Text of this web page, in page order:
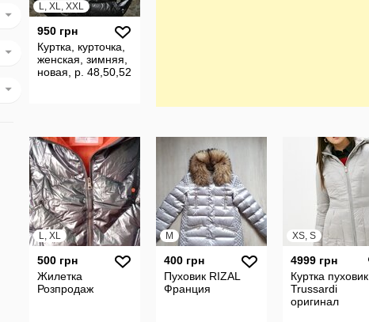
L, XL, XXL
950 грн
Куртка, курточка,
женская, зимняя,
новая, р. 48,50,52
L, XL
500 грн
Жилетка
Розпродаж
M
400 грн
Пуховик RIZAL
Франция
XS, S
4999 грн
Куртка пуховик
Trussardi
оригинал